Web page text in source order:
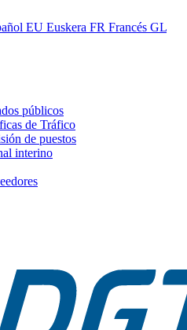
EU Euskera FR Francés GL
públicos
de Tráfico
de puestos
interino